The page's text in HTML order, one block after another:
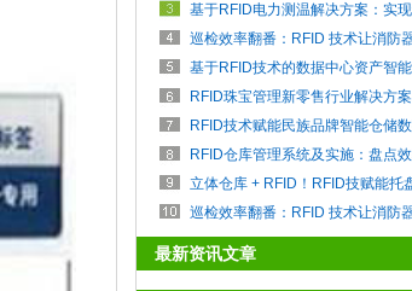
RFID珠宝管理新零售行业解决方案
最新资讯文章